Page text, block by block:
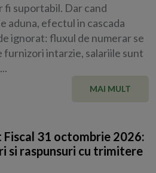
fi suportabil. Dar cand
aduna, efectul in cascada
ignorat: fluxul de numerar se
furnizori intarzie, salariile sunt
MAI MULT
Fiscal 31 octombrie 2026:
si raspunsuri cu trimitere